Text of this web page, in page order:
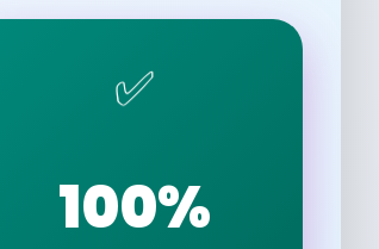
✅
100%